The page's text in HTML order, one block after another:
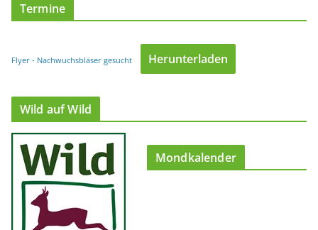
Termine
Flyer - Nachwuchsbläser gesucht Herunterladen
Wild auf Wild
Mondkalender